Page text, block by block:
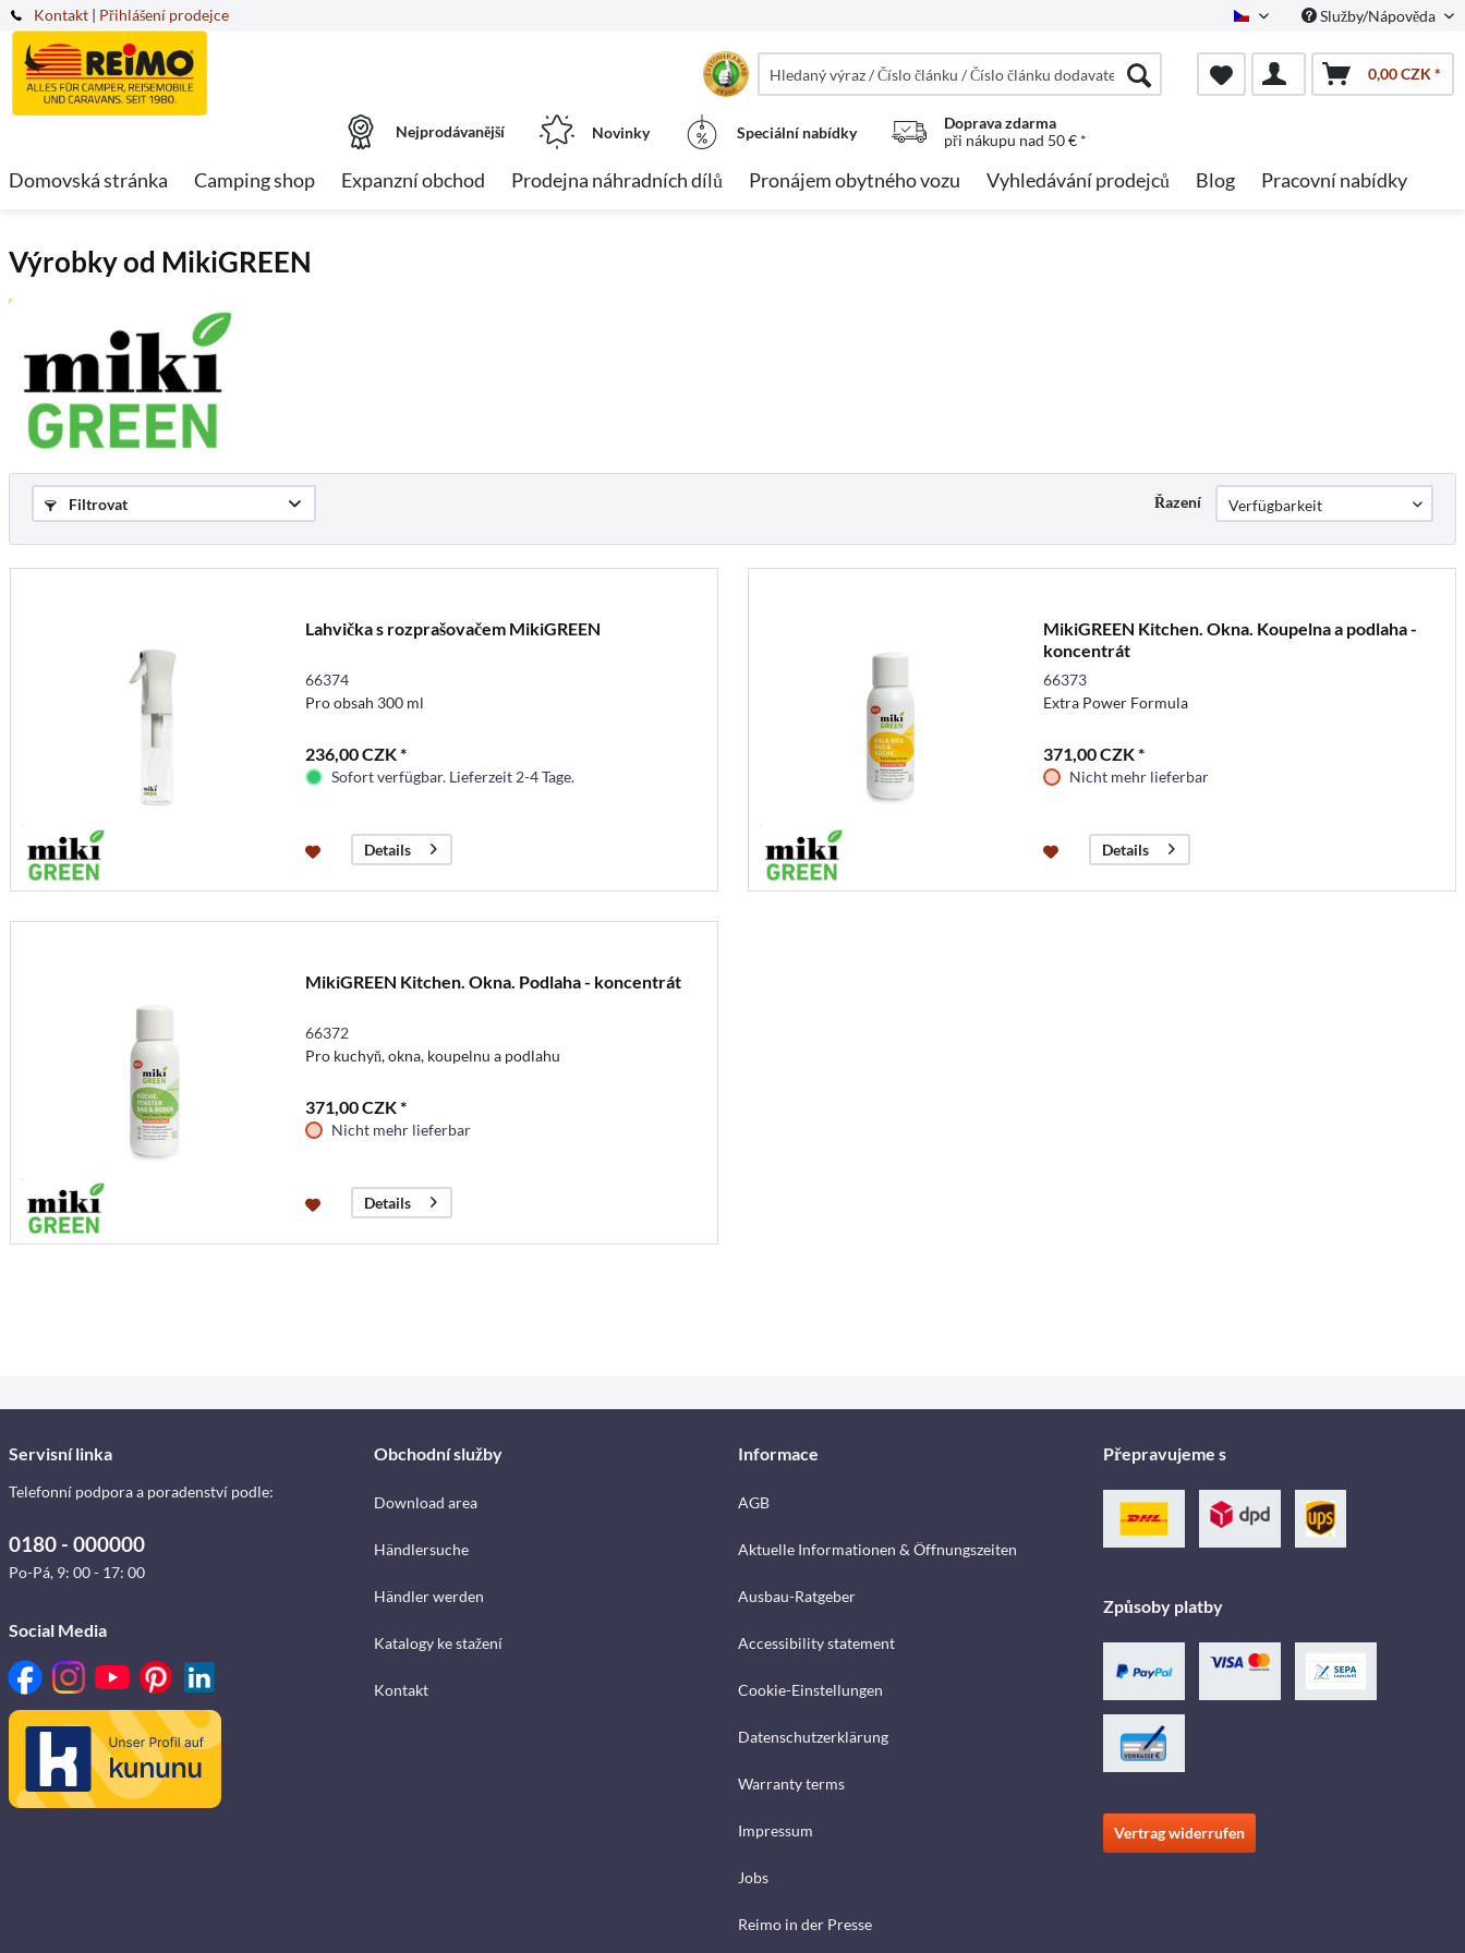
Kontakt Czech Služby/Nápověda
| Přihlášení prodejce
0,00 CZK *
Nejprodávanější Novinky Speciální nabídky
Doprava zdarma
při nákupu nad 50 € *
Domovská stránka Camping shop Expanzní obchod Prodejna náhradních dílů Pronájem obytného vozu Vyhledávání prodejců Blog Pracovní nabídky
Výrobky od MikiGREEN
Filtrovat Řazení
Lahvička s rozprašovačem MikiGREEN
66374
Pro obsah 300 ml
236,00 CZK *
Sofort verfügbar. Lieferzeit 2-4 Tage.
Details
MikiGREEN Kitchen. Okna. Koupelna a podlaha -
koncentrát
66373
Extra Power Formula
371,00 CZK *
Nicht mehr lieferbar
Details
MikiGREEN Kitchen. Okna. Podlaha - koncentrát
66372
Pro kuchyň, okna, koupelnu a podlahu
371,00 CZK *
Nicht mehr lieferbar
Details
Servisní linka
Telefonní podpora a poradenství podle:
0180 - 000000
Po-Pá, 9: 00 - 17: 00
Social Media
Obchodní služby
Download area
Händlersuche
Händler werden
Katalogy ke stažení
Kontakt
Informace
AGB
Aktuelle Informationen & Öffnungszeiten
Ausbau-Ratgeber
Accessibility statement
Cookie-Einstellungen
Datenschutzerklärung
Warranty terms
Impressum
Jobs
Reimo in der Presse
Přepravujeme s
Způsoby platby
Vertrag widerrufen